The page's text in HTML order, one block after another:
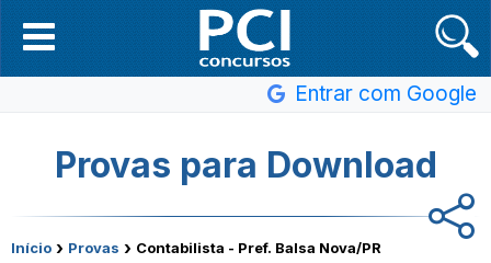
Entrar com Google
Provas para Download
Início › Provas › Contabilista - Pref. Balsa Nova/PR